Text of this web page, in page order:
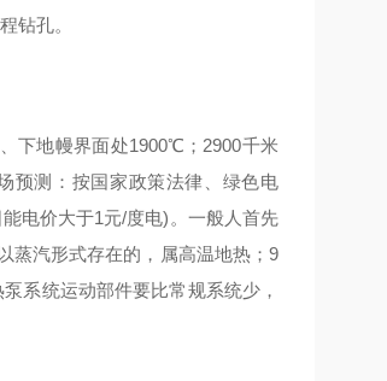
钻孔。
下地幔界面处1900℃；2900千米
预测：按国家政策法律、绿色电
电价大于1元/度电)。一般人首先
蒸汽形式存在的，属高温地热；9
系统运动部件要比常规系统少，